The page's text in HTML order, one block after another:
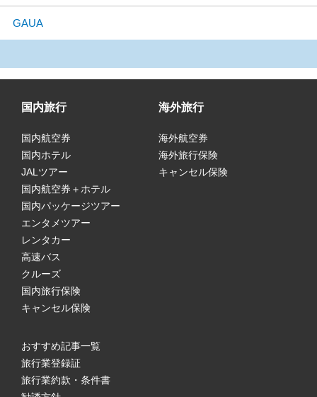
GAUA
国内旅行
国内航空券
国内ホテル
JALツアー
国内航空券＋ホテル
国内パッケージツアー
エンタメツアー
レンタカー
高速バス
クルーズ
国内旅行保険
キャンセル保険
海外旅行
海外航空券
海外旅行保険
キャンセル保険
おすすめ記事一覧
旅行業登録証
旅行業約款・条件書